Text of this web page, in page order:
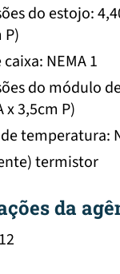
do estojo:
P)
NEMA 1
do módulo
x 3,5cm P)
temperatura:
termistor
da